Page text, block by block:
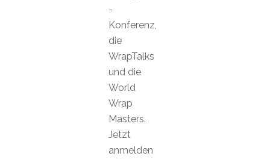
-
Konferenz,
die
WrapTalks
und die
World
Wrap
Masters.
Jetzt
anmelden